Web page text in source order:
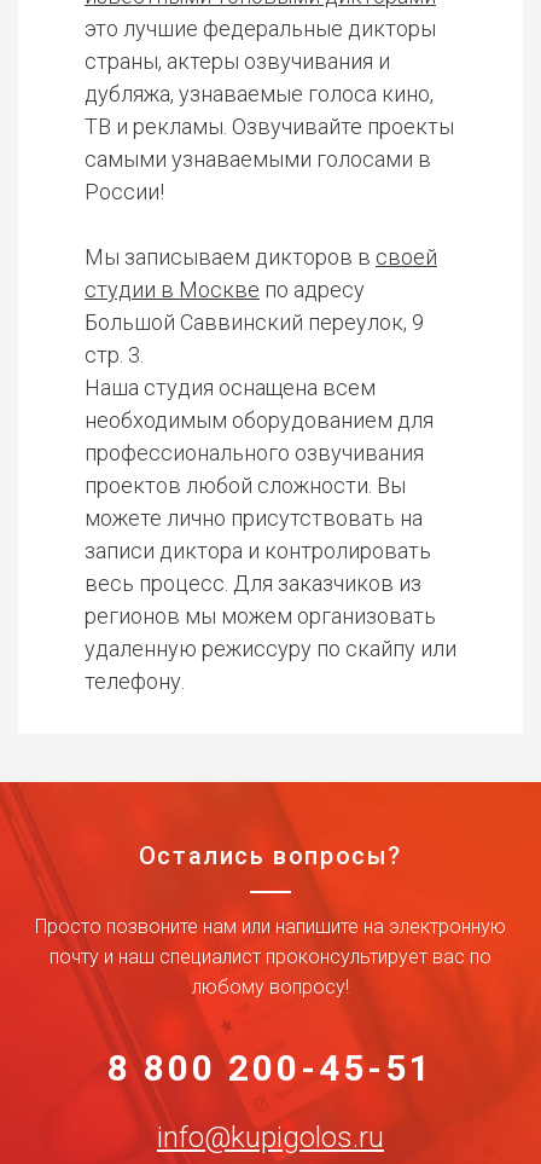
это лучшие федеральные дикторы
страны, актеры озвучивания и
дубляжа, узнаваемые голоса кино,
ТВ и рекламы. Озвучивайте проекты
самыми узнаваемыми голосами в
России!
Мы записываем дикторов в своей
студии в Москве по адресу
Большой Саввинский переулок, 9
стр. 3.
Наша студия оснащена всем
необходимым оборудованием для
профессионального озвучивания
проектов любой сложности. Вы
можете лично присутствовать на
записи диктора и контролировать
весь процесс. Для заказчиков из
регионов мы можем организовать
удаленную режиссуру по скайпу или
телефону.
Остались вопросы?
Просто позвоните нам или напишите на электронную
почту и наш специалист проконсультирует вас по
любому вопросу!
8 800 200-45-51
info@kupigolos.ru